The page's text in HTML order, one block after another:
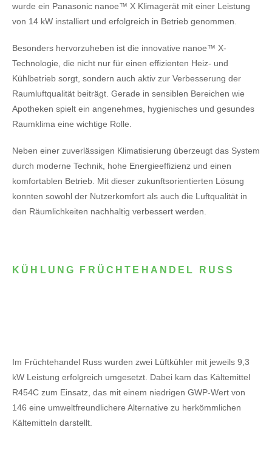
wurde ein Panasonic nanoe™ X Klimagerät mit einer Leistung
von 14 kW installiert und erfolgreich in Betrieb genommen.
Besonders hervorzuheben ist die innovative nanoe™ X-
Technologie, die nicht nur für einen effizienten Heiz- und
Kühlbetrieb sorgt, sondern auch aktiv zur Verbesserung der
Raumluftqualität beiträgt. Gerade in sensiblen Bereichen wie
Apotheken spielt ein angenehmes, hygienisches und gesundes
Raumklima eine wichtige Rolle.
Neben einer zuverlässigen Klimatisierung überzeugt das System
durch moderne Technik, hohe Energieeffizienz und einen
komfortablen Betrieb. Mit dieser zukunftsorientierten Lösung
konnten sowohl der Nutzerkomfort als auch die Luftqualität in
den Räumlichkeiten nachhaltig verbessert werden.
KÜHLUNG FRÜCHTEHANDEL RUSS
Im Früchtehandel Russ wurden zwei Lüftkühler mit jeweils 9,3
kW Leistung erfolgreich umgesetzt. Dabei kam das Kältemittel
R454C zum Einsatz, das mit einem niedrigen GWP-Wert von
146 eine umweltfreundlichere Alternative zu herkömmlichen
Kältemitteln darstellt.